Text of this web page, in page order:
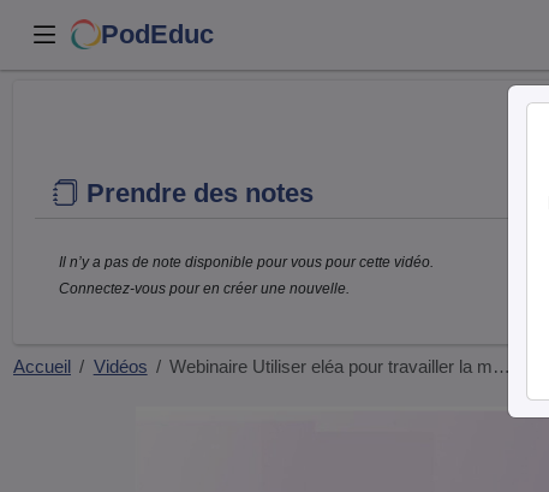
PodEduc
Prendre des notes
Il n’y a pas de note disponible pour vous pour cette vidéo.
Connectez-vous pour en créer une nouvelle.
Accueil Vidéos Webinaire Utiliser eléa pour travailler la m…